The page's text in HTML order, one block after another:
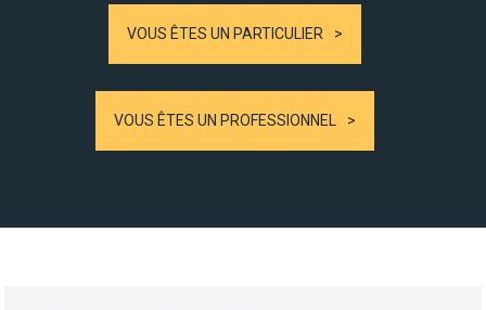
VOUS ÊTES UN PARTICULIER
VOUS ÊTES UN PROFESSIONNEL